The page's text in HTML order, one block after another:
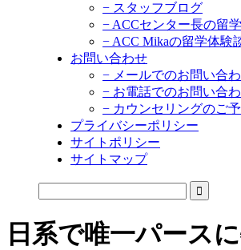
− スタッフブログ
− ACCセンター長の留
− ACC Mikaの留学体験
お問い合わせ
− メールでのお問い合
− お電話でのお問い合
− カウンセリングのご
プライバシーポリシー
サイトポリシー
サイトマップ
日系で唯一パース